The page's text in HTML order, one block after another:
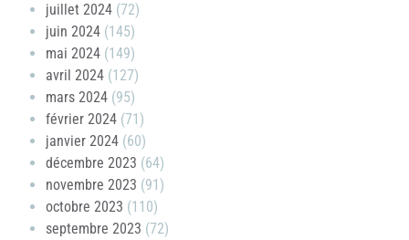
juillet 2024 (72)
juin 2024 (145)
mai 2024 (149)
avril 2024 (127)
mars 2024 (95)
février 2024 (71)
janvier 2024 (60)
décembre 2023 (64)
novembre 2023 (91)
octobre 2023 (110)
septembre 2023 (72)